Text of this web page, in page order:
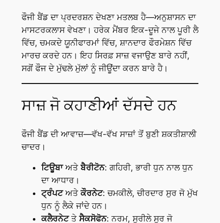
ਫੌਜੀ ਬੈਂਡ ਦਾ ਪ੍ਰਦਰਸ਼ਨ ਦੇਖਣਾ ਮਤਲਬ ਹੈ—ਅਨੁਸ਼ਾਸਨ ਦਾ
ਮਾਸਟਰਕਲਾਸ ਵੇਖਣਾ। ਹਰੇਕ ਮੈਂਬਰ ਇਕ-ਦੂਜੇ ਨਾਲ ਪੂਰੀ ਲੈ
ਵਿੱਚ, ਚਮਕਦੇ ਯੂਨੀਫਾਰਮਾਂ ਵਿੱਚ, ਸ਼ਾਨਦਾਰ ਫੌਰਮੇਸ਼ਨ ਵਿੱਚ
ਮਾਰਚ ਕਰਦੇ ਹਨ। ਇਹ ਸਿਰਫ਼ ਸਾਜ਼ ਵਜਾਉਣ ਬਾਰੇ ਨਹੀਂ,
ਸਗੋਂ ਫੌਜ ਦੇ ਮੁੱਢਲੇ ਮੁੱਲਾਂ ਨੂੰ ਜੀਊਂਦਾ ਕਰਨ ਬਾਰੇ ਹੈ।
ਸਾਜ਼ ਜੋ ਕਹਾਣੀਆਂ ਦੱਸਦੇ ਹਨ
ਫੌਜੀ ਬੈਂਡ ਦੀ ਆਵਾਜ਼—ਵੱਖ-ਵੱਖ ਸਾਜ਼ਾਂ ਤੋਂ ਬੁਣੀ ਸ਼ਕਤੀਸ਼ਾਲੀ
ਚਾਦਰ।
ਟਿਊਬਾਅਤੇਬੈਰੀਟੋਨ: ਗਹਿਰੀ, ਭਾਰੀ ਧੁਨ ਨਾਲ ਧੁਨ
ਦਾ ਆਧਾਰ।
ਟ੍ਰੰਪਟਅਤੇਕੌਰਨੇਟ: ਚਮਕੀਲੇ, ਚੀਰਦਾਰ ਸੁਰ ਜੋ ਮੁੱਖ
ਧੁਨ ਨੂੰ ਲੈਕੇ ਜਾਂਦੇ ਹਨ।
ਕਲੈਰਨੇਟਤੇਸੈਕਸੋਫੋਨ: ਨਰਮ, ਸੁਰੀਲੇ ਸੁਰ ਜੋ